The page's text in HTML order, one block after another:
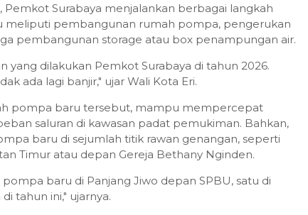
Surabaya menjalankan berbagai langkah
meliputi pembangunan rumah pompa, pengerukan
pembangunan storage atau box penampungan air.
yang dilakukan Pemkot Surabaya di tahun 2026.
ada lagi banjir," ujar Wali Kota Eri.
pompa baru tersebut, mampu mempercepat
saluran di kawasan padat pemukiman. Bahkan,
baru di sejumlah titik rawan genangan, seperti
Timur atau depan Gereja Bethany Nginden.
baru di Panjang Jiwo depan SPBU, satu di
tahun ini," ujarnya.